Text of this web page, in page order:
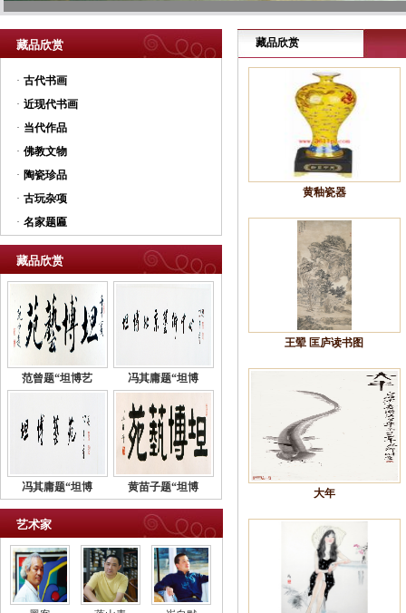
藏品欣赏
· 古代书画
· 近现代书画
· 当代作品
· 佛教文物
· 陶瓷珍品
· 古玩杂项
· 名家题匾
藏品欣赏
范曾题“坦博艺 冯其庸题“坦博
冯其庸题“坦博 黄苗子题“坦博
艺术家
藏品欣赏
黄釉瓷器
王翚 匡庐读书图
大年